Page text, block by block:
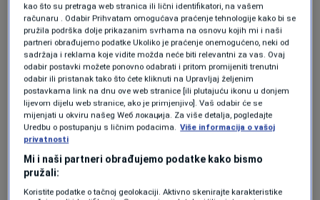
odgovor, tadašnja njemačka vlada pooštrila je
azilne propise i uvela “Zapadnobalkansko
pravilo”, omogućavajući lakše zapošljavanje
radnika iz regije.
Međutim, godišnja kvota za radne migrante
bila je ograničena na 50.000 osoba. Nova
njemačka vlada sada planira prepoloviti tu
brojku na 25.000 godišnje, pišeRND.
kao što su pretraga web stranica ili lični identifikatori, na vašem
računaru . Odabir Prihvatam omogućava praćenje tehnologije kako bi se
pružila podrška dolje prikazanim svrhama na osnovu kojih mi i naši
partneri obrađujemo podatke Ukoliko je praćenje onemogućeno, neki od
sadržaja i reklama koje vidite možda neće biti relevantni za vas. Ovaj
odabir postavki možete ponovno odabrati i pritom promijeniti trenutni
odabir ili pristanak tako što ćete kliknuti na Upravljaj željenim
postavkama link na dnu ove web stranice [ili plutajuću ikonu u donjem
lijevom dijelu web stranice, ako je primjenjivo]. Vaš odabir će se
mijenjati u okviru našeg Wеб локација. Za više detalja, pogledajte
Uredbu o postupanju s ličnim podacima. Više informacija o vašoj
privatnosti
Mi i naši partneri obrađujemo podatke kako bismo
pružali:
Koristite podatke o tačnoj geolokaciji. Aktivno skenirajte karakteristike